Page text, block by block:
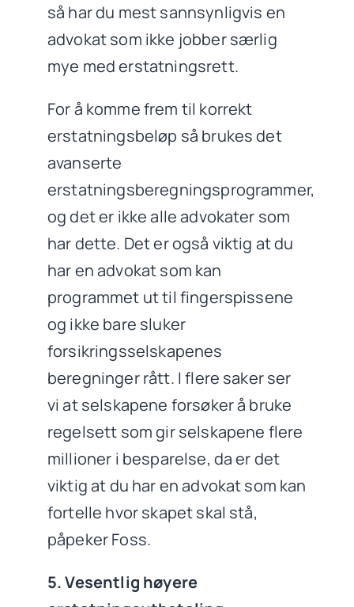
så har du mest sannsynligvis en
advokat som ikke jobber særlig
mye med erstatningsrett.
For å komme frem til korrekt
erstatningsbeløp så brukes det
avanserte
erstatningsberegningsprogrammer,
og det er ikke alle advokater som
har dette. Det er også viktig at du
har en advokat som kan
programmet ut til fingerspissene
og ikke bare sluker
forsikringsselskapenes
beregninger rått. I flere saker ser
vi at selskapene forsøker å bruke
regelsett som gir selskapene flere
millioner i besparelse, da er det
viktig at du har en advokat som kan
fortelle hvor skapet skal stå,
påpeker Foss.
5. Vesentlig høyere